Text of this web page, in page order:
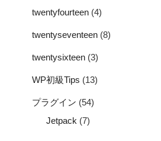
twentyfourteen (4)
twentyseventeen (8)
twentysixteen (3)
WP初級Tips (13)
プラグイン (54)
Jetpack (7)